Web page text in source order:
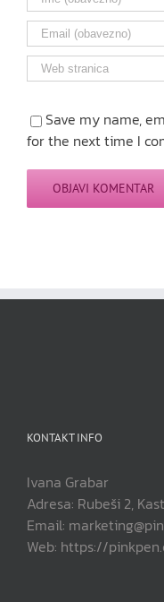
Save my name,
for the next time I
KONTAKT INFO
Ivana Grabar
Adresa: Rubeši 2,
Email:
Web: https://